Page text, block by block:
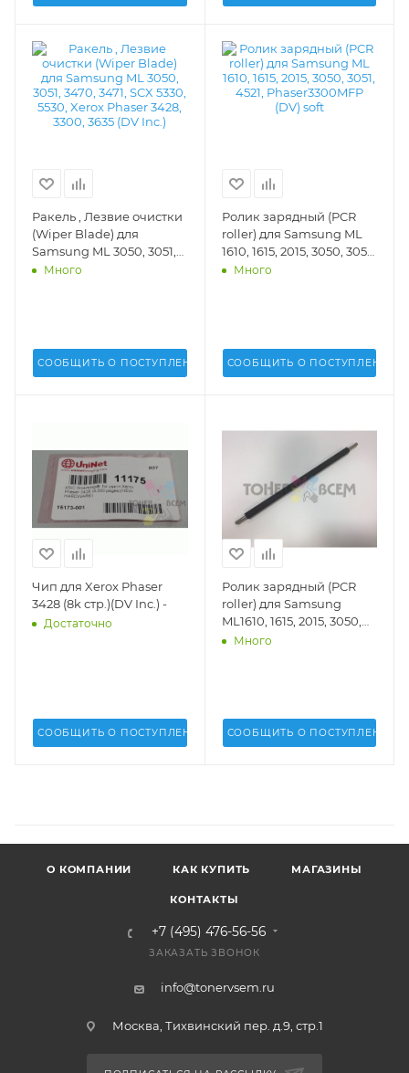
Ракель , Лезвие очистки
(Wiper Blade) для
Samsung ML 3050, 3051,
3470, 3471, SCX 5330, 5530,
Много
СООБЩИТЬ О ПОСТУПЛЕНИИ
Ролик зарядный (PCR
roller) для Samsung ML
1610, 1615, 2015, 3050, 3051,
4521, Phaser3300MFP
Много
СООБЩИТЬ О ПОСТУПЛЕНИИ
Чип для Xerox Phaser
3428 (8k стр.)(DV Inc.) -
Достаточно
СООБЩИТЬ О ПОСТУПЛЕНИИ
Ролик зарядный (PCR
roller) для Samsung
ML1610, 1615, 2015, 3050,
3051, 4521, Phaser
Много
СООБЩИТЬ О ПОСТУПЛЕНИИ
О КОМПАНИИ КАК КУПИТЬ МАГАЗИНЫ
КОНТАКТЫ
+7 (495) 476-56-56
ЗАКАЗАТЬ ЗВОНОК
info@tonervsem.ru
Москва, Тихвинский пер. д.9, стр.1